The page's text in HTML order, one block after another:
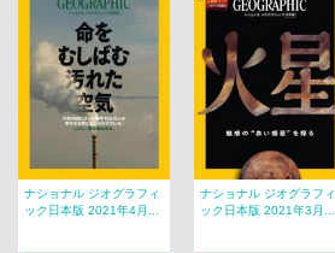
ナショナル ジオグラフィ
ック日本版 2021年4月...
ナショナル ジオグラフィ
ック日本版 2021年3月...